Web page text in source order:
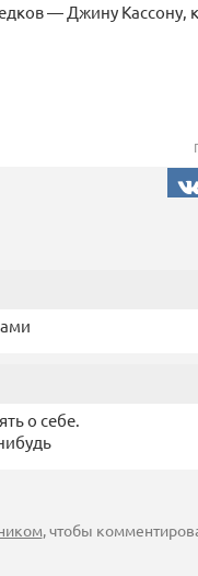
— Джину Кассону,
о себе.
, чтобы